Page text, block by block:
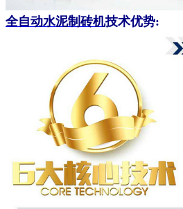
全自动水泥制砖机技术优势: